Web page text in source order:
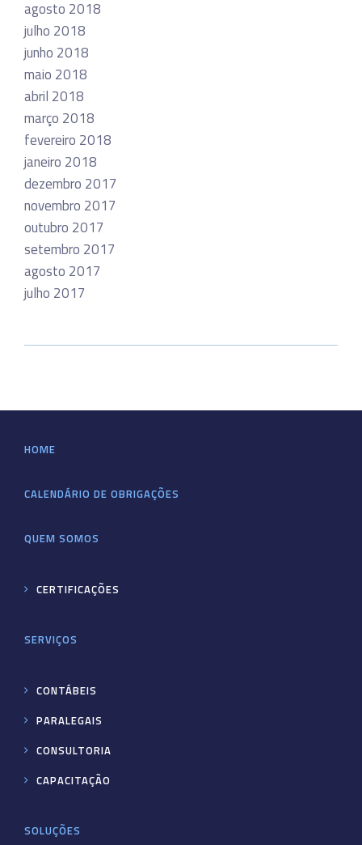
agosto 2018
julho 2018
junho 2018
maio 2018
abril 2018
março 2018
fevereiro 2018
janeiro 2018
dezembro 2017
novembro 2017
outubro 2017
setembro 2017
agosto 2017
julho 2017
HOME
CALENDÁRIO DE OBRIGAÇÕES
QUEM SOMOS
CERTIFICAÇÕES
SERVIÇOS
CONTÁBEIS
PARALEGAIS
CONSULTORIA
CAPACITAÇÃO
SOLUÇÕES